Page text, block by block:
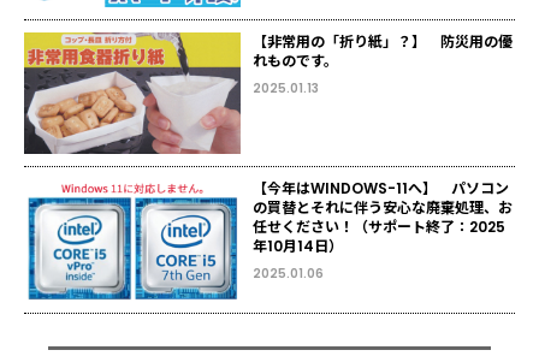
【非常用の「折り紙」？】 防災用の優
れものです。
2025.01.13
【今年はWINDOWS-11へ】 パソコン
の買替とそれに伴う安心な廃棄処理、お
任せください！（サポート終了：2025
年10月14日）
2025.01.06